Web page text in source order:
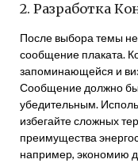
2. Разработка
После выбора темы
сообщение плаката.
запоминающейся и
Сообщение должно
убедительным.
избегайте сложных
преимущества
например, экономию